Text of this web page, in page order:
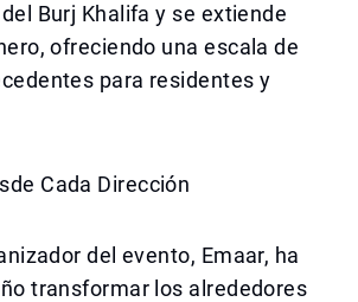
Burj Khalifa y se extiende
ofreciendo una escala de
para residentes y
Cada Dirección
del evento, Emaar, ha
transformar los alrededores